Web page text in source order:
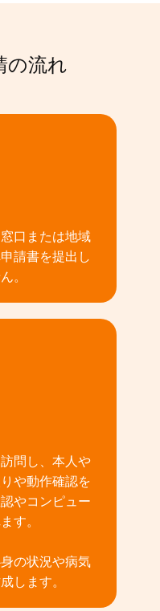
の流れ
口または地域
請書を提出し
。
問し、本人や
や動作確認を
やコンピュー
す。
の状況や病気
します。